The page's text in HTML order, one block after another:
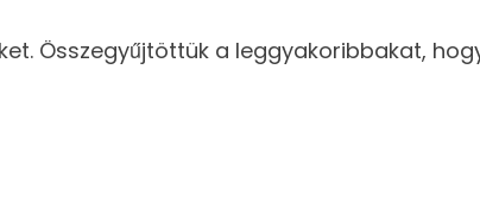
Összegyűjtöttük a leggyakoribbakat,